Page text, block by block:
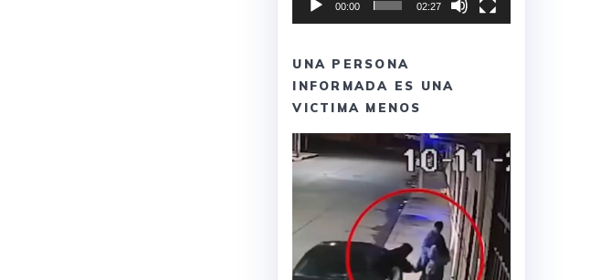
00:00 02:27
UNA PERSONA
INFORMADA ES UNA
VICTIMA MENOS
Reproductor
de
vídeo